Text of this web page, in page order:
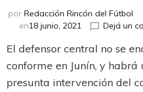
porRedacción Rincón del Fútbol
en18 junio, 2021 Dejá un
El defensor central no se
conforme en Junín, y habrá
presunta intervención del